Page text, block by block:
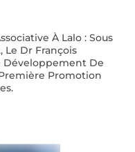
À Lalo : Sous
Le Dr François
Développement De
Promotion